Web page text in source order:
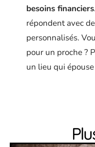
besoins financiers
répondent avec
personnalisés.
pour un proche ?
un lieu qui